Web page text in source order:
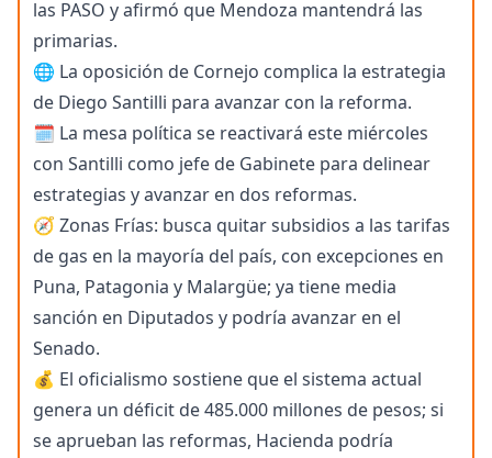
las PASO y afirmó que Mendoza mantendrá las
primarias.
🌐 La oposición de Cornejo complica la estrategia
de Diego Santilli para avanzar con la reforma.
🗓️ La mesa política se reactivará este miércoles
con Santilli como jefe de Gabinete para delinear
estrategias y avanzar en dos reformas.
🧭 Zonas Frías: busca quitar subsidios a las tarifas
de gas en la mayoría del país, con excepciones en
Puna, Patagonia y Malargüe; ya tiene media
sanción en Diputados y podría avanzar en el
Senado.
💰 El oficialismo sostiene que el sistema actual
genera un déficit de 485.000 millones de pesos; si
se aprueban las reformas, Hacienda podría